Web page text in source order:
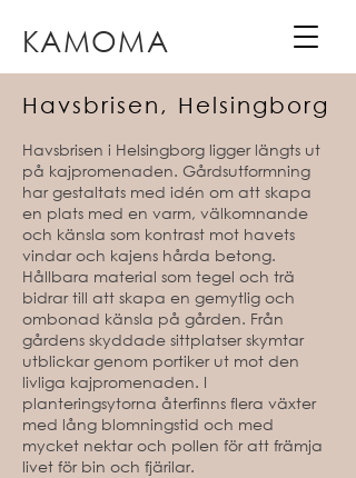
KAMOMA
Havsbrisen, Helsingborg
Havsbrisen i Helsingborg ligger längts ut
på kajpromenaden. Gårdsutformning
har gestaltats med idén om att skapa
en plats med en varm, välkomnande
och känsla som kontrast mot havets
vindar och kajens hårda betong.
Hållbara material som tegel och trä
bidrar till att skapa en gemytlig och
ombonad känsla på gården. Från
gårdens skyddade sittplatser skymtar
utblickar genom portiker ut mot den
livliga kajpromenaden. I
planteringsytorna återfinns flera växter
med lång blomningstid och med
mycket nektar och pollen för att främja
livet för bin och fjärilar.